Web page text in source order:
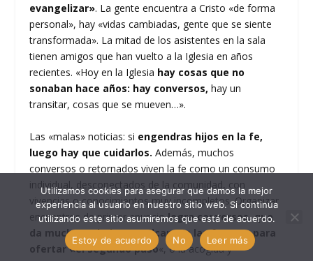
evangelizar». La gente encuentra a Cristo «de forma
personal», hay «vidas cambiadas, gente que se siente
transformada». La mitad de los asistentes en la sala
tienen amigos que han vuelto a la Iglesia en años
recientes. «Hoy en la Iglesia hay cosas que no
sonaban hace años: hay conversos, hay un
transitar, cosas que se mueven…».
Las «malas» noticias: si engendras hijos en la fe,
luego hay que cuidarlos. Además, muchos
conversos o retornados viven la fe como un consumo
individual, desconectados de la comunidad, con
vivencias o conocimientos muy incompletos. Organizar
encuentros de primer anunciologra conversos, que
da mucho trabajo y no alcanzan las fuerzas para
ofertar «el segundo paso«, o la acogida y
Utilizamos cookies para asegurar que damos la mejor
experiencia al usuario en nuestro sitio web. Si continúa
utilizando este sitio asumiremos que está de acuerdo.
Estoy de acuerdo
No Leer más